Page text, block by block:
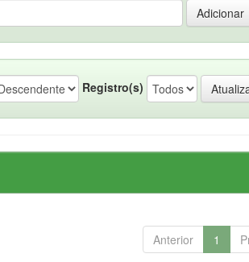
Registro(s)
Anterior 1